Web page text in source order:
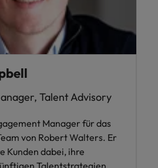
Talent Advisory
Manager für das
von Robert Walters. Er
Kunden dabei, ihre
Talentstrategien